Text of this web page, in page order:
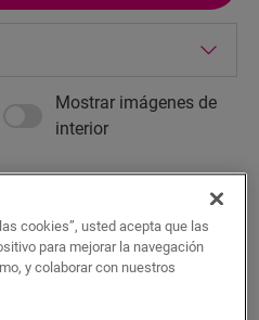
Mostrar imágenes de
interior
cookies”, usted acepta que las
para mejorar la navegación
y colaborar con nuestros